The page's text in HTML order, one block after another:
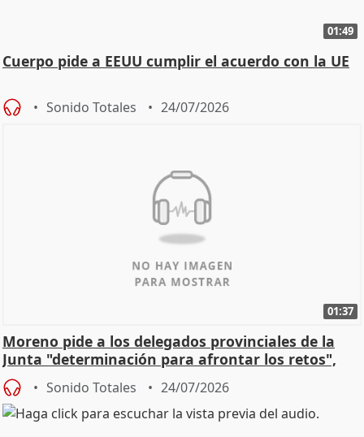
01:49
Cuerpo pide a EEUU cumplir el acuerdo con la UE
Sonido Totales 24/07/2026
01:37
Moreno pide a los delegados provinciales de la
Junta "determinación para afrontar los retos",
diálog
Sonido Totales 24/07/2026